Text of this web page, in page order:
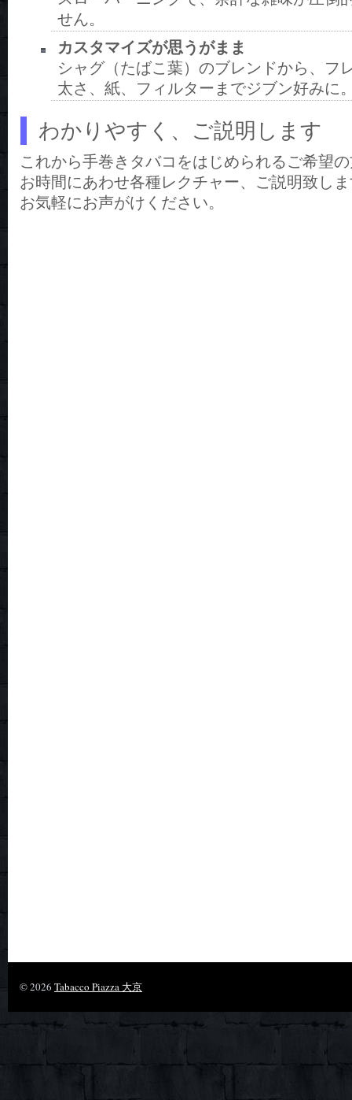
せん。
カスタマイズが思うがまま
シャグ（たばこ葉）のブレンドから、フ
太さ、紙、フィルターまでジブン好みに
わかりやすく、ご説明します
これから手巻きタバコをはじめられるご希望
お時間にあわせ各種レクチャー、ご説明致し
お気軽にお声がけください
© 2026 Tabacco Piazza 大京